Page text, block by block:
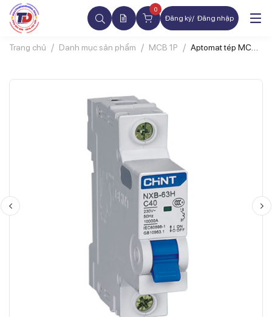
0
Đăng ký Đăng nhập
Trang chủ Danh mục sản phẩm MCB 1P
Aptomat tép MCB